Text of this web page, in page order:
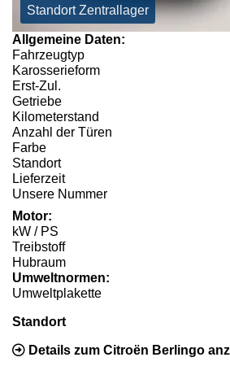
Standort Zentrallager
Allgemeine Daten:
Fahrzeugtyp
Karosserieform
Erst-Zul.
Getriebe
Kilometerstand
Anzahl der Türen
Farbe
Standort
Lieferzeit
Unsere Nummer
Motor:
kW / PS
Treibstoff
Hubraum
Umweltnormen:
Umweltplakette
Standort
Details zum Citroën Berlingo